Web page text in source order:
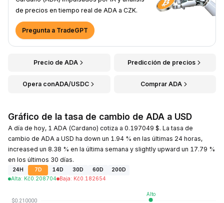
de precios en tiempo real de ADA a CZK.
Pregunta a TradeGPT
Precio de ADA Predicción de precios
Opera conADA/USDC Comprar ADA
Gráfico de la tasa de cambio de ADA a USD
A día de hoy, 1 ADA (Cardano) cotiza a 0.197049 $. La tasa de
cambio de ADA a USD ha down un 1.94 % en las últimas 24 horas,
increased un 8.38 % en la última semana y slightly upward un 17.79 %
en los últimos 30 días.
24H 7D 14D 30D 60D
200D
Alta: Kč0.208704 Baja: Kč0.182654